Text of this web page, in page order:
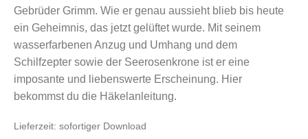
Gebrüder Grimm. Wie er genau aussieht blieb bis heute
ein Geheimnis, das jetzt gelüftet wurde. Mit seinem
wasserfarbenen Anzug und Umhang und dem
Schilfzepter sowie der Seerosenkrone ist er eine
imposante und liebenswerte Erscheinung. Hier
bekommst du die Häkelanleitung.
Lieferzeit: sofortiger Download